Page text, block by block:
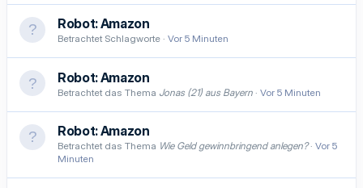
Robot:Amazon
Betrachtet Schlagworte Vor 5 Minuten
Robot:Amazon
Betrachtet das Thema Jonas (21) aus Bayern Vor 5 Minuten
Robot:Amazon
Betrachtet das Thema Wie Geld gewinnbringend anlegen? Vor 5
Minuten